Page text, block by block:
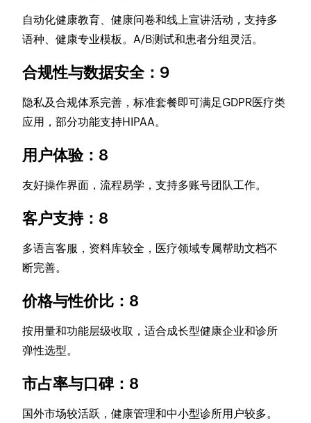
自动化健康教育、健康问卷和线上宣讲活动，支持多
语种、健康专业模板。A/B测试和患者分组灵活。
合规性与数据安全：9
隐私及合规体系完善，标准套餐即可满足GDPR医疗类
应用，部分功能支持HIPAA。
用户体验：8
友好操作界面，流程易学，支持多账号团队工作。
客户支持：8
多语言客服，资料库较全，医疗领域专属帮助文档不
断完善。
价格与性价比：8
按用量和功能层级收取，适合成长型健康企业和诊所
弹性选型。
市占率与口碑：8
国外市场较活跃，健康管理和中小型诊所用户较多。